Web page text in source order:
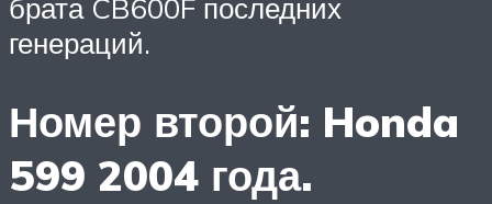
брата CB600F последних
генераций.
Номер второй: Honda
599 2004 года.